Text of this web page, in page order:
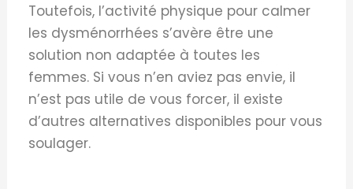
Toutefois, l’activité physique pour calmer
les dysménorrhées s’avère être une
solution non adaptée à toutes les
femmes. Si vous n’en aviez pas envie, il
n’est pas utile de vous forcer, il existe
d’autres alternatives disponibles pour vous
soulager.